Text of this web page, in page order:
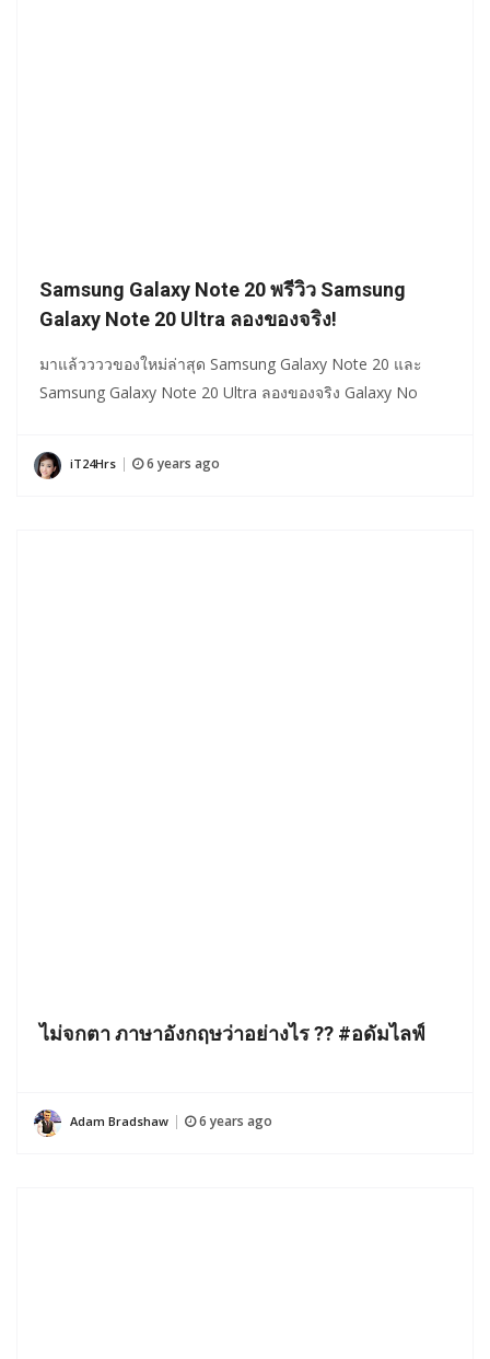
Samsung Galaxy Note 20 พรีวิว Samsung
Galaxy Note 20 Ultra ลองของจริง!
มาแล้ววววของใหม่ล่าสุด Samsung Galaxy Note 20 และ
Samsung Galaxy Note 20 Ultra ลองของจริง Galaxy No
iT24Hrs 6 years ago
ไม่จกตา ภาษาอังกฤษว่าอย่างไร ?? #อดัมไลฟ์
Adam Bradshaw 6 years ago